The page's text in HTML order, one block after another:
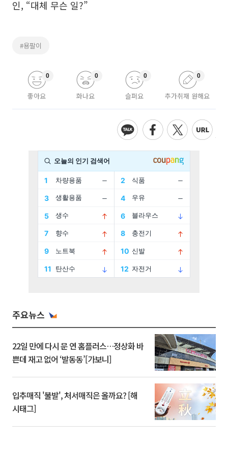
인, “대체 무슨 일?”
#용팔이
좋아요
0
화나요
0
슬퍼요
0
추가취재 원해요
0
주요뉴스
22일 만에 다시 문 연 홈플러스…정상화 바
쁜데 재고 없어 ‘발동동’[가보니]
입추매직 '불발', 처서매직은 올까요? [해
시태그]